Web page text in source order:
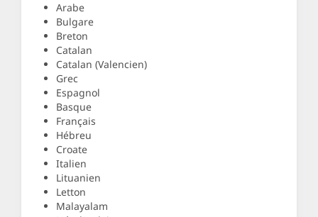
Arabe
Bulgare
Breton
Catalan
Catalan (Valencien)
Grec
Espagnol
Basque
Français
Hébreu
Croate
Italien
Lituanien
Letton
Malayalam